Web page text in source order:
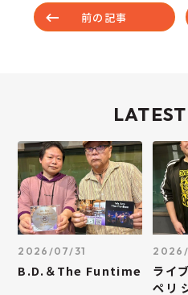
前の記事
2026/07/31
B.D.＆The Funtime
ライ
ペリ